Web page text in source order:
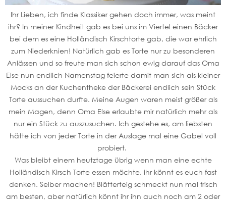
Ihr Lieben, ich finde Klassiker gehen doch immer, was meint
ihr? In meiner Kindheit gab es bei uns im Viertel einen Bäcker
bei dem es eine Holländisch Kirschtorte gab, die war ehrlich
zum Niederknien! Natürlich gab es Torte nur zu besonderen
Anlässen und so freute man sich schon ewig darauf das Oma
Else nun endlich Namenstag feierte damit man sich als kleiner
Mocks an der Kuchentheke der Bäckerei endlich sein Stück
Torte aussuchen durfte. Meine Augen waren meist größer als
mein Magen, denn Oma Else erlaubte mir natürlich mehr als
nur ein Stück zu auszusuchen. Ich gestehe es, am liebsten
hätte ich von jeder Torte in der Auslage mal eine Gabel voll
probiert.
Was bleibt einem heutztage übrig wenn man eine echte
Holländisch Kirsch Torte essen möchte, ihr könnt es euch fast
denken. Selber machen! Blätterteig schmeckt nun mal frisch
am besten, aber natürlich könnt ihr ihn auch noch am 2 oder